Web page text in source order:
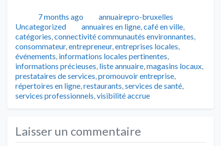
Publié7 months ago Auteur
annuairepro-bruxelles
Uncategorized
Tags
annuaires en ligne,café en ville,
catégories,connectivité communautés environnantes,
consommateur,entrepreneur,entreprises locales,
événements, informations locales pertinentes,
informations précieuses, liste annuaire,magasins locaux,
prestataires de services,promouvoir entreprise,
répertoires en ligne,restaurants,services de santé,
services professionnels,visibilité accrue
Laisser un commentaire